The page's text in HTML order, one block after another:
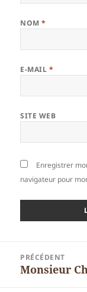
NOM*
E-MAIL *
SITE WEB
Enregistrer
navigateur pour
l’article
PRÉCÉDENT
Article
Monsieur